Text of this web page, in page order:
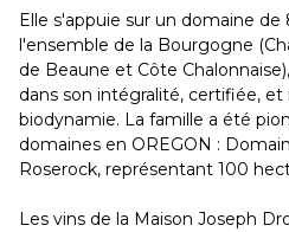
Elle s'appuie sur un domaine de
l'ensemble de la Bourgogne
de Beaune et Côte
dans son intégralité, certifiée,
biodynamie. La famille a été
domaines en OREGON :
Roserock, représentant 100
Les vins de la Maison Joseph